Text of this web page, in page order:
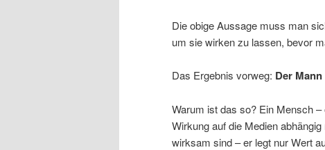
Die obige Aussage muss man
um sie wirken zu lassen, bevor
Das Ergebnis vorweg: Der
Warum ist das so? Ein Mensch
Wirkung auf die Medien
wirksam sind – er legt nur Wert